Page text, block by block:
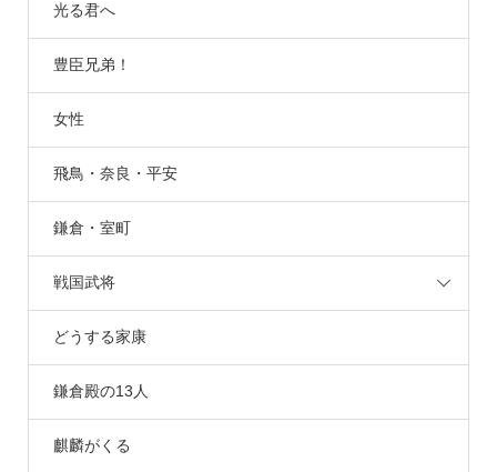
光る君へ
豊臣兄弟！
女性
飛鳥・奈良・平安
鎌倉・室町
戦国武将
どうする家康
鎌倉殿の13人
麒麟がくる